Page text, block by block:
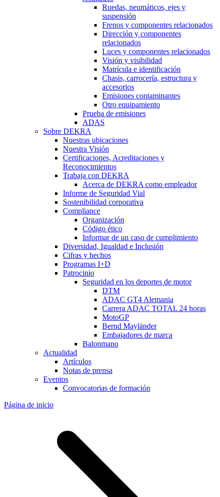
Ruedas, neumáticos, ejes y
suspensión
Frenos y componentes relacionados
Dirección y componentes
relacionados
Luces y componentes relacionados
Visión y visibilidad
Matrícula e identificación
Chasis, carrocería, estructura y
accesorios
Emisiones contaminantes
Otro equipamiento
Prueba de emisiones
ADAS
Sobre DEKRA
Nuestras ubicaciones
Nuestra Visión
Certificaciones, Acreditaciones y
Reconocimientos
Trabaja con DEKRA
Acerca de DEKRA como empleador
Informe de Seguridad Vial
Sostenibilidad corporativa
Compliance
Organización
Código ético
Informar de un caso de cumplimiento
Diversidad, Igualdad e Inclusión
Cifras y hechos
Programas I+D
Patrocinio
Seguridad en los deportes de motor
DTM
ADAC GT4 Alemania
Carrera ADAC TOTAL 24 horas
MotoGP
Bernd Mayländer
Embajadores de marca
Balonmano
Actualidad
Artículos
Notas de prensa
Eventos
Convocatorias de formación
Página de inicio